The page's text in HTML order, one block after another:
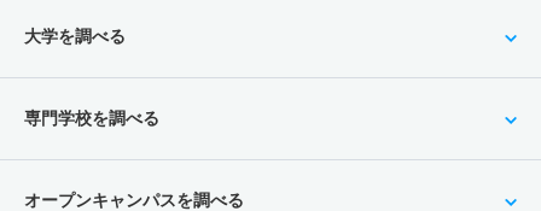
大学を調べる
専門学校を調べる
オープンキャンパスを調べる